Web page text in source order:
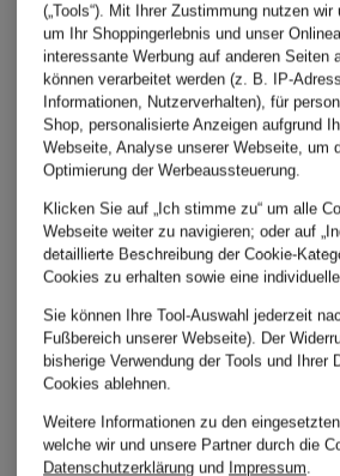
Zertifiziert
paul
(„Tools“). Mit Ihrer Zustimmung nutzen
um Ihr Shoppingerlebnis und unser
interessante Werbung auf anderen Seiten
können verarbeitet werden (z. B. IP-
Informationen, Nutzerverhalten), für
Shop, personalisierte Anzeigen aufgrund
Webseite, Analyse unserer Webseite, um
Optimierung der Werbeaussteuerung.
Klicken Sie auf „Ich stimme zu“ um alle
Webseite weiter zu navigieren; oder auf
detaillierte Beschreibung der Cookie-
Cookies zu erhalten sowie eine
Sie können Ihre Tool-Auswahl jederzeit
Fußbereich unserer Webseite). Der
bisherige Verwendung der Tools und Ihrer
Cookies ablehnen.
Weitere Informationen zu den
welche wir und unsere Partner durch die
Datenschutzerklärung und Impressum.